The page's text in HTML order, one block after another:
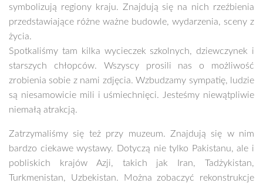
symbolizują regiony kraju. Znajdują się na nich rzeźbienia
przedstawiające różne ważne budowle, wydarzenia, sceny z
życia.
Spotkaliśmy tam kilka wycieczek szkolnych, dziewczynek i
starszych chłopców. Wszyscy prosili nas o możliwość
zrobienia sobie z nami zdjęcia. Wzbudzamy sympatię, ludzie
są niesamowicie mili i uśmiechnięci. Jesteśmy niewątpliwie
niemałą atrakcją.
Zatrzymaliśmy się też przy muzeum. Znajdują się w nim
bardzo ciekawe wystawy. Dotyczą nie tylko Pakistanu, ale i
pobliskich krajów Azji, takich jak Iran, Tadżykistan,
Turkmenistan, Uzbekistan. Można zobaczyć rekonstrukcje